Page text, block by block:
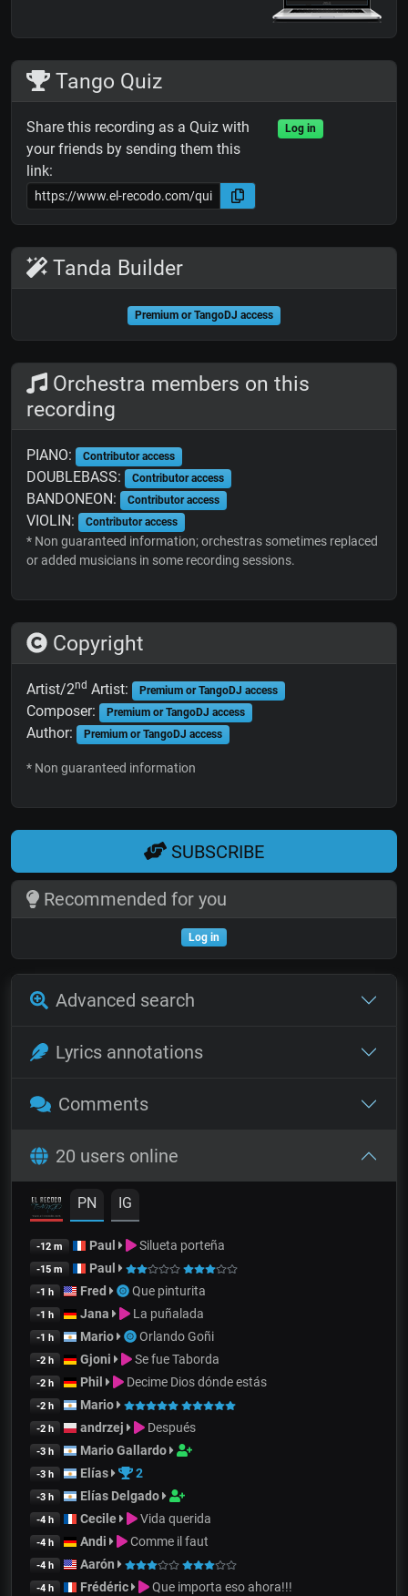
Tango Quiz
Share this recording as a Quiz with
your friends by sending them this
link:
Log in
Tanda Builder
Premium or TangoDJ access
Orchestra members on this
recording
PIANO: Contributor access
DOUBLEBASS: Contributor access
BANDONEON: Contributor access
VIOLIN: Contributor access
* Non guaranteed information; orchestras sometimes replaced
or added musicians in some recording sessions.
Copyright
Artist/2nd Artist: Premium or TangoDJ access
Composer: Premium or TangoDJ access
Author: Premium or TangoDJ access
* Non guaranteed information
SUBSCRIBE
Recommended for you
Log in
Advanced search
Lyrics annotations
Comments
20 users online
PN IG
-12 m Paul Silueta porteña
-15 m Paul
-1 h Fred Que pinturita
-1 h Jana La puñalada
-1 h Mario Orlando Goñi
-2 h Gjoni Se fue Taborda
-2 h Phil Decime Dios dónde estás
-2 h Mario
-2 h andrzej Después
-3 h Mario Gallardo
-3 h Elías 2
-3 h Elías Delgado
-4 h Cecile Vida querida
-4 h Andi Comme il faut
-4 h Aarón
-4 h Frédéric Que importa eso ahora!!!